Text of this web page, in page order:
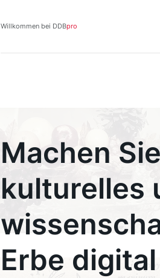
Willkommen bei DDBpro
Machen Sie
kulturelles
Erbe